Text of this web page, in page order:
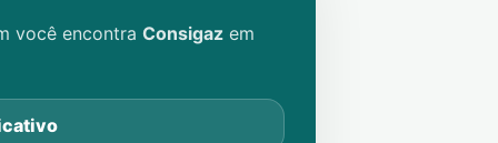
você encontra Consigaz em